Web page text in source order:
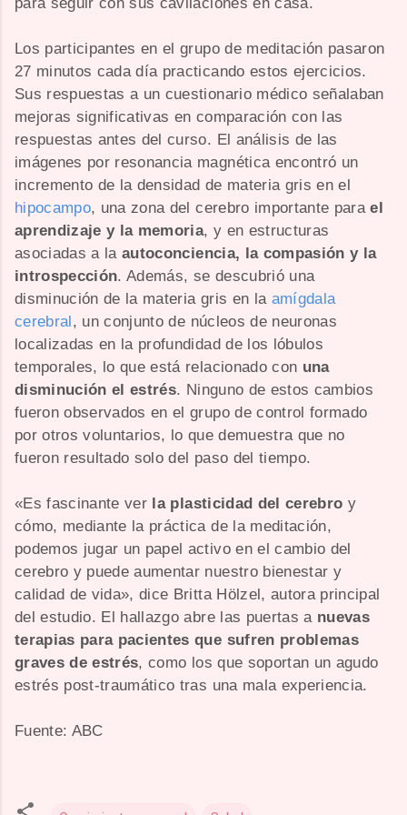
Los participantes en el grupo de meditación pasaron
27 minutos cada día practicando estos ejercicios.
Sus respuestas a un cuestionario médico señalaban
mejoras significativas en comparación con las
respuestas antes del curso. El análisis de las
imágenes por resonancia magnética encontró un
incremento de la densidad de materia gris en el
hipocampo, una zona del cerebro importante parael
aprendizaje y la memoria, y en estructuras
asociadas a laautoconciencia, la compasión y la
introspección. Además, se descubrió una
disminución de la materia gris en la amígdala
cerebral, un conjunto de núcleos de neuronas
localizadas en la profundidad de los lóbulos
temporales, lo que está relacionado con una
disminución el estrés. Ninguno de estos cambios
fueron observados en el grupo de control formado
por otros voluntarios, lo que demuestra que no
fueron resultado solo del paso del tiempo.
«Es fascinante ver la plasticidad del cerebro y
cómo, mediante la práctica de la meditación,
podemos jugar un papel activo en el cambio del
cerebro y puede aumentar nuestro bienestar y
calidad de vida», dice Britta Hölzel, autora principal
del estudio. El hallazgo abre las puertas a nuevas
terapias para pacientes que sufren problemas
graves de estrés, como los que soportan un agudo
estrés post-traumático tras una mala experiencia.
Fuente: ABC